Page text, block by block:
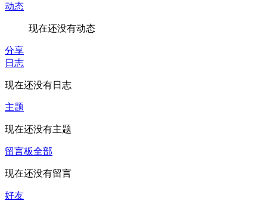
动态
现在还没有动态
分享
日志
现在还没有日志
主题
现在还没有主题
留言板全部
现在还没有留言
好友